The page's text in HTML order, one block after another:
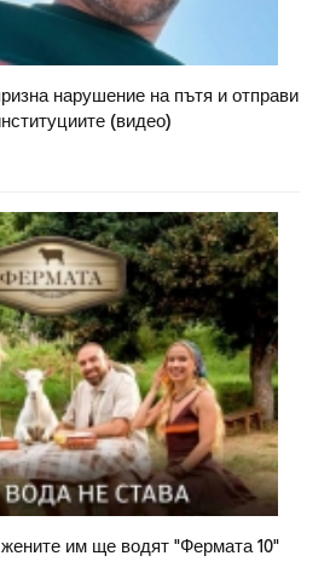
нарушение на пътя и отправи
(видео)
им ще водят "Фермата 10"